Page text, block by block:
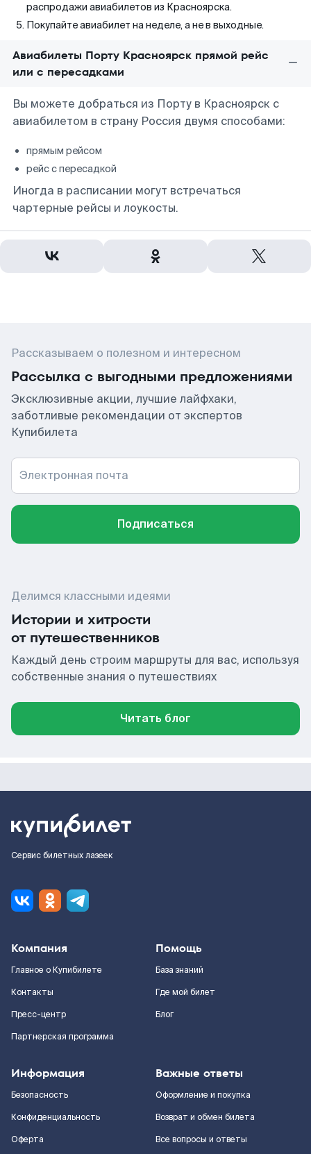
распродажи авиабилетов из Красноярска.
Покупайте авиабилет на неделе, а не в выходные.
Авиабилеты Порту Красноярск прямой рейс
или с пересадками
Вы можете добраться из Порту в Красноярск с
авиабилетом в страну Россия двумя способами:
прямым рейсом
рейс с пересадкой
Иногда в расписании могут встречаться
чартерные рейсы и лоукосты.
Рассказываем о полезном и интересном
Рассылка с выгодными предложениями
Эксклюзивные акции, лучшие лайфхаки,
заботливые рекомендации от экспертов
Купибилета
Электронная почта
Подписаться
Делимся классными идеями
Истории и хитрости
от путешественников
Каждый день строим маршруты для вас, используя
собственные знания о путешествиях
Читать блог
Сервис билетных лазеек
Компания
Главное о Купибилете
Контакты
Пресс-центр
Партнерская программа
Помощь
База знаний
Где мой билет
Блог
Информация
Безопасность
Конфиденциальность
Оферта
Важные ответы
Оформление и покупка
Возврат и обмен билета
Все вопросы и ответы